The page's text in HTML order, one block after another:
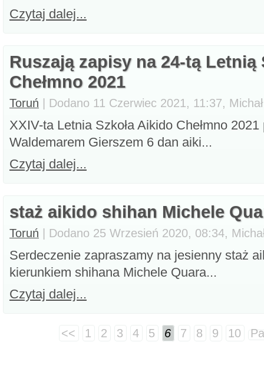
Czytaj dalej...
Ruszają zapisy na 24-tą Letnią
Chełmno 2021
Toruń | Dodano 11 Czerwiec 2021, 11:37, Michał
XXIV-ta Letnia Szkoła Aikido Chełmno
Waldemarem Gierszem 6 dan aiki...
Czytaj dalej...
staż aikido shihan Michele
Toruń | Dodano 25 Wrzesień 2020, 08:34,
Serdeczenie zapraszamy na jesienny staż
kierunkiem shihana Michele Quara...
Czytaj dalej...
<< 1 2 3 4 5 6 7 8 9 10